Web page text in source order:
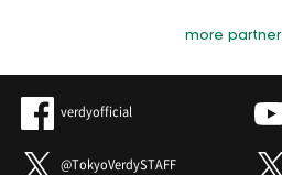
more partner
verdyofficial
@TokyoVerdySTAFF